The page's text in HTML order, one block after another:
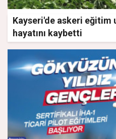
Kayseri'de askeri eğitim
hayatını kaybetti